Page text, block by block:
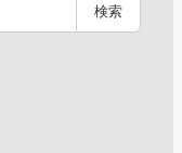
検索